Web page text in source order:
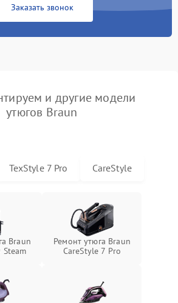
Заказать звонок
и другие модели
утюгов Braun
TexStyle 7 Pro CareStyle
Braun
Steam
Ремонт утюга Braun
CareStyle 7 Pro